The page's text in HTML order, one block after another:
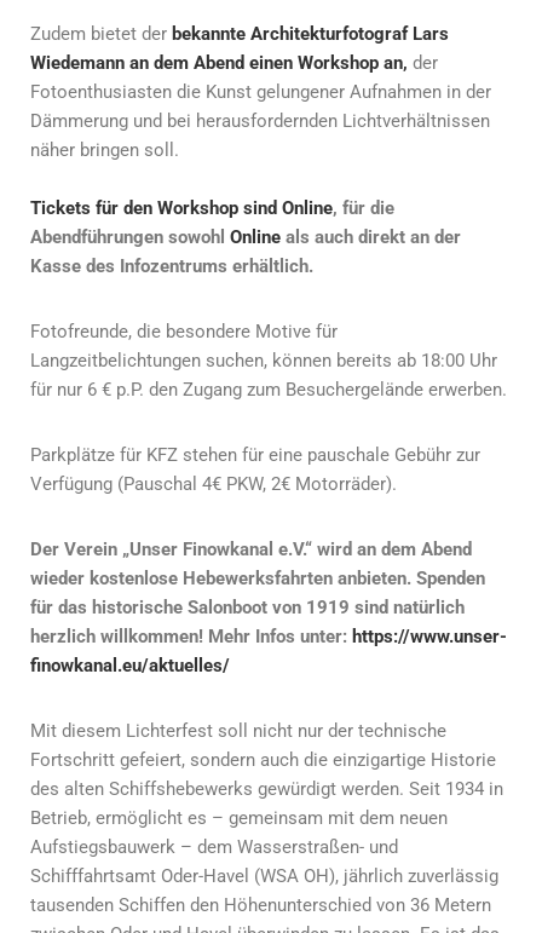
Zudem bietet der bekannte Architekturfotograf Lars
Wiedemann an dem Abend einen Workshop an, der
Fotoenthusiasten die Kunst gelungener Aufnahmen in der
Dämmerung und bei herausfordernden Lichtverhältnissen
näher bringen soll.
Tickets für den Workshop sind Online, für die
Abendführungen sowohl Online als auch direkt an der
Kasse des Infozentrums erhältlich.
Fotofreunde, die besondere Motive für
Langzeitbelichtungen suchen, können bereits ab 18:00 Uhr
für nur 6 € p.P. den Zugang zum Besuchergelände erwerben.
Parkplätze für KFZ stehen für eine pauschale Gebühr zur
Verfügung (Pauschal 4€ PKW, 2€ Motorräder).
Der Verein „Unser Finowkanal e.V.“ wird an dem Abend
wieder kostenlose Hebewerksfahrten anbieten. Spenden
für das historische Salonboot von 1919 sind natürlich
herzlich willkommen! Mehr Infos unter: https://www.unser-
finowkanal.eu/aktuelles/
Mit diesem Lichterfest soll nicht nur der technische
Fortschritt gefeiert, sondern auch die einzigartige Historie
des alten Schiffshebewerks gewürdigt werden. Seit 1934 in
Betrieb, ermöglicht es – gemeinsam mit dem neuen
Aufstiegsbauwerk – dem Wasserstraßen- und
Schifffahrtsamt Oder-Havel (WSA OH), jährlich zuverlässig
tausenden Schiffen den Höhenunterschied von 36 Metern